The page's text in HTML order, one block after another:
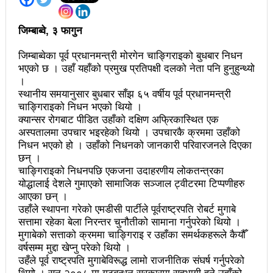
अझ सुदृढ बनाएको छः प्रचण्ड
आज प्रतिनिधिसभा सदस्य निर्वाचनः देशैभर मतदान जारी
बैतडीमा जन्तिबस दुर्घटनाः १३ जनाको मृत्यु
कविता – अपजश
पुरस्कार वितरणबिनै काउन्सिलले सम्पन्न गर्‍यो वार्षिकोत्सव
हितेन्द्रदेव शाक्यलाई पद छाड्नुपर्ने नैतिक दबाबः समय बुझेर
बाटो खुलाउन मन्त्री घिसिङको म्यासेज
खतिवडाको नयाँ गीत जमाना आजकाल
सहनशीलताको ब्रेक
राममाया च्यामिनीसँग दशरथ चन्दको अनुरोध – प्रेमविनोद नन्दन
जिम्बाब्वे, ३ फागुन
जिम्बाब्वेका पूर्व प्रधानमन्त्री मोरगेन चाङ्गिराइको बुधबार निधन
भएको छ । उहाँ यहाँको प्रमुख प्रतिपक्षी दलको नेता पनि हुनुहुन्थ्यो
।
स्थानीय समयानुसार बुधबार साँझ ६५ वर्षीय पूर्व प्रधानमन्त्री
चाङ्गिराइको निधन भएको थियो ।
क्यान्सर रोगबाट पीडित उहाँको दक्षिण अफ्रिकास्थित एक
अस्पतालमा उपचार भइरहेको थियो । उपचारकै क्रममा उहाँको
निधन भएको हो । उहाँको निधनको जानकारी परिवारजनले दिएका
छन् ।
चाङ्गिराइको निधनपछि एकजना उदाहरणीय लोकतन्त्रका
योद्धालाई देशले गुमाएको सामाजिक सञ्जाल ट्वीटरमा टिप्पणीहरु
आएका छन् ।
उहाँले स्थापना गरेको एमडीसी पार्टीले पूर्वराष्ट्रपति रोबर्ट मुगाबे
सत्तामा रहेका बेला निरन्तर चुनौतीको सामाना गर्नुपरेको थियो ।
मुगाबेको सत्ताको क्रममा चाङ्गिराइ र उहाँका समर्थकहरूले कैयौँ
वर्षसम्म मुद्दा खेप्नु परेको थियो ।
उहँले पूर्व राष्ट्रपति मुगाबेविरूद्ध लामो राजनीतिक संघर्ष गर्नुपरेको